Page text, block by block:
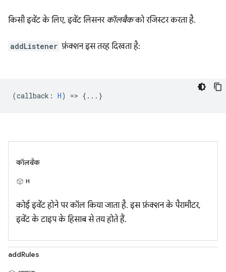
किसी इवेंट के लिए, इवेंट लिसनर कॉलबैकको रजिस्टर करता है.
addListener फ़ंक्शन इस तरह दिखता है:
(callback : H) => {...}
कॉलबैक
H
कोई इवेंट होने पर कॉल किया जाता है. इस फ़ंक्शन के पैरामीटर,
इवेंट के टाइप के हिसाब से तय होते हैं.
addRules